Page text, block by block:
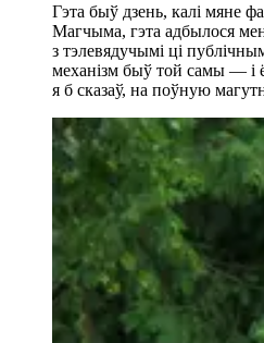
Гэта быў дзень, калі мяне
Магчыма, гэта адбылося
з тэлевядучымі ці
механізм быў той самы — і
я б сказаў, на поўную